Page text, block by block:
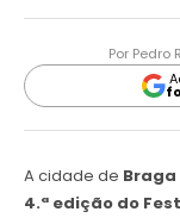
Por Pedro
A cidade de Braga
4.ª edição do